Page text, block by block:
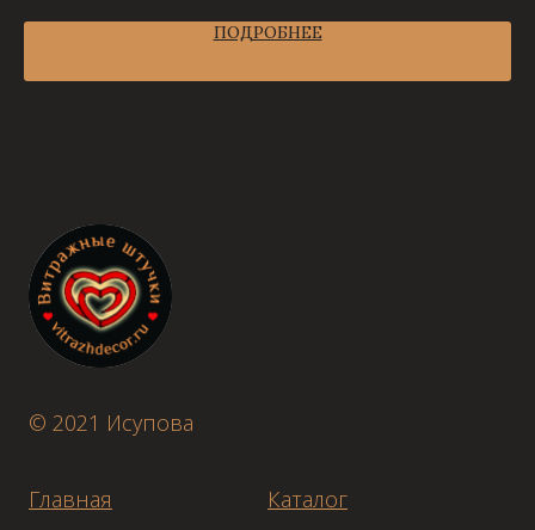
ПОДРОБНЕЕ
© 2021 Исупова
Главная
Каталог